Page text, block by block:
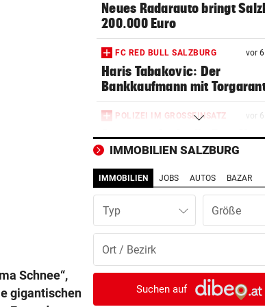
Schnee“,
gigantischen
Neues Radarauto bringt
200.000 Euro
FC RED BULL SALZBURG vor
Haris Tabakovic: Der
Bankkaufmann mit
POLIZEI IM GROSSEINSATZ vor
Supercup lockt die Fan-
nach Salzburg
BUNDESLIGA IM TICKER vor 7
Wolfsberger AC gegen
ab 17 Uhr LIVE
vor
Austria-Kapitän Rieder
BEI A10-EINHAUSUNG vor
IMMOBILIEN SALZBURG
IMMOBILIEN JOBS AUTOS BAZAR
Typ
Suchen auf